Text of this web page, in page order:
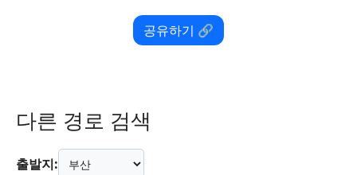
공유하기 🔗
다른 경로 검색
출발지: